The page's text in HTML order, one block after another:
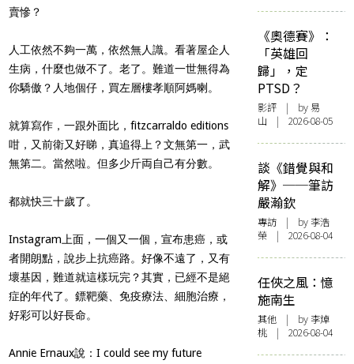
賣慘？
人工依然不夠一萬，依然無人識。看著屋企人
生病，什麼也做不了。老了。難道一世無得為
你驕傲？人地個仔，買左層樓孝順阿媽喇。
就算寫作，一跟外面比，fitzcarraldo editions
咁，又前衛又好睇，真追得上？文無第一，武
無第二。當然啦。但多少斤両自己有分數。
都就快三十歲了。
Instagram上面，一個又一個，宣布患癌，或
者開朗點，說步上抗癌路。好像不遠了，又有
壞基因，難道就這樣玩完？其實，已經不是絕
症的年代了。鏢靶藥、免疫療法、細胞治療，
好彩可以好長命。
Annie Ernaux說：I could see my future
《奧德賽》：
「英雄回
歸」，定
PTSD？
影評 | by 易
山 | 2026-08-05
談《錯覺與和
解》──筆訪
嚴瀚欽
專訪 | by 李浩
榮 | 2026-08-04
任俠之風：憶
施南生
其他 | by 李焯
桃 | 2026-08-04